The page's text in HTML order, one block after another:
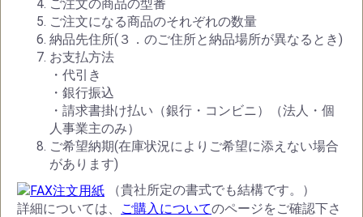
お買い物を続ける カートへ進む
ご注文の商品の型番
ご注文になる商品のそれぞれの数量
納品先住所(３．のご住所と納品場所が異なるとき)
お支払方法
・代引き
・銀行振込
・請求書掛け払い（銀行・コンビニ）（法人・個
人事業主のみ）
ご希望納期(在庫状況によりご希望に添えない場合
があります)
（貴社所定の書式でも結構です。）
詳細については、
ご購入についてのページをご確認下さ